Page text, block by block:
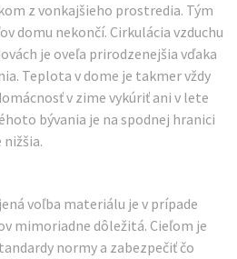
z vonkajšieho prostredia. Tým
domu nekončí. Cirkulácia vzduchu
je oveľa prirodzenejšia vďaka
Teplota v dome je takmer vždy
v zime vykúriť ani v lete
bývania je na spodnej hranici
nižšia.
voľba materiálu je v prípade
mimoriadne dôležitá. Cieľom je
normy a zabezpečiť čo